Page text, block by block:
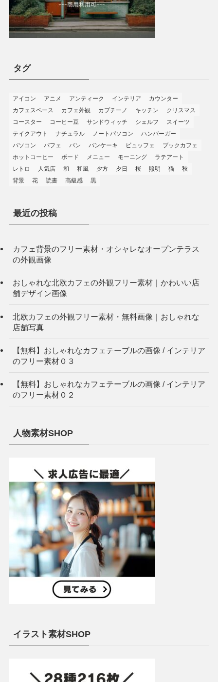
タグ
アイコン アニメ アンティーク インテリア
カウンター
カフェスペース
カフェ外観 カプチーノ キッチン
クリスマス
コースター
コーヒー豆 サンドウィッチ シェルフ
スイーツ
テイクアウト
ナチュラル ノートパソコン
ハンバーガー
パソコン
パフェ パン パンケーキ ビュッフェ
ブックカフェ
ホットコーヒー
ボード メニュー モーニング
ラテアート
レトロ
人気店 和 和風 夕方 夕日 桜 照明 猫
秋
背景
花 読書 高級感 黒
最近の投稿
カフェ背景のフリー素材・オシャレなオープンテラス
の外観画像
おしゃれな北欧カフェの外観フリー素材｜かわいい店
舗デザイン画像
北欧カフェの外観フリー素材・無料画像｜おしゃれな
店舗写真
【無料】おしゃれなカフェテーブルの画像 / インテリア
のフリー素材０３
【無料】おしゃれなカフェテーブルの画像 / インテリア
のフリー素材０２
人物素材SHOP
イラスト素材SHOP